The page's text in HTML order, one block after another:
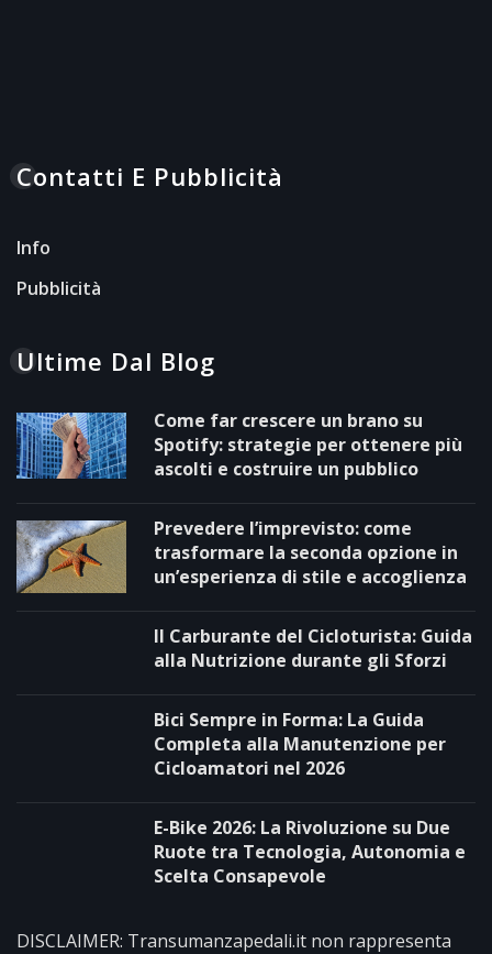
Contatti E Pubblicità
Info
Pubblicità
Ultime Dal Blog
Come far crescere un brano su
Spotify: strategie per ottenere più
ascolti e costruire un pubblico
Prevedere l’imprevisto: come
trasformare la seconda opzione in
un’esperienza di stile e accoglienza
Il Carburante del Cicloturista: Guida
alla Nutrizione durante gli Sforzi
Bici Sempre in Forma: La Guida
Completa alla Manutenzione per
Cicloamatori nel 2026
E-Bike 2026: La Rivoluzione su Due
Ruote tra Tecnologia, Autonomia e
Scelta Consapevole
DISCLAIMER: Transumanzapedali.it non rappresenta